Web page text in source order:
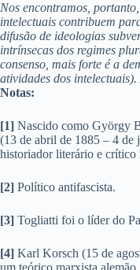
Nos encontramos,
intelectuais contribuem
difusão de ideologias
intrínsecas dos regimes
consenso, mais forte é a
atividades dos
Notas:
[1] Nascido como György
(13 de abril de 1885 – 4 de
historiador literário e crítico
[2] Político antifascista.
[3] Togliatti foi o líder do
[4] Karl Korsch (15 de
um teórico marxista alemão.